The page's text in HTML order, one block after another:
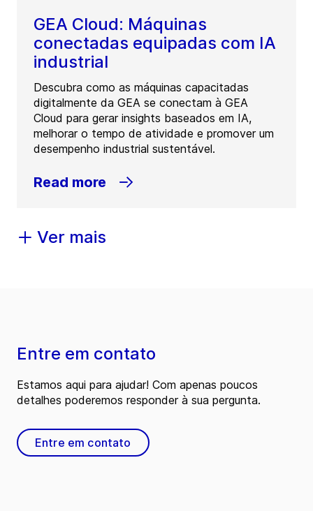
GEA Cloud: Máquinas
conectadas equipadas com IA
industrial
Descubra como as máquinas capacitadas
digitalmente da GEA se conectam à GEA
Cloud para gerar insights baseados em IA,
melhorar o tempo de atividade e promover um
desempenho industrial sustentável.
Read more
Ver mais
Entre em contato
Estamos aqui para ajudar! Com apenas poucos
detalhes poderemos responder à sua pergunta.
Entre em contato